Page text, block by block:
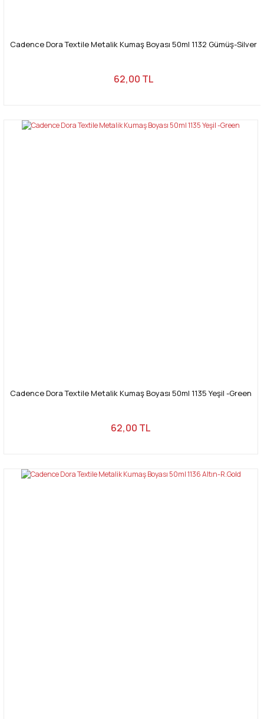
Cadence Dora Textile Metalik Kumaş Boyası 50ml 1132 Gümüş-Silver
62,00 TL
Cadence Dora Textile Metalik Kumaş Boyası 50ml 1135 Yeşil -Green
62,00 TL